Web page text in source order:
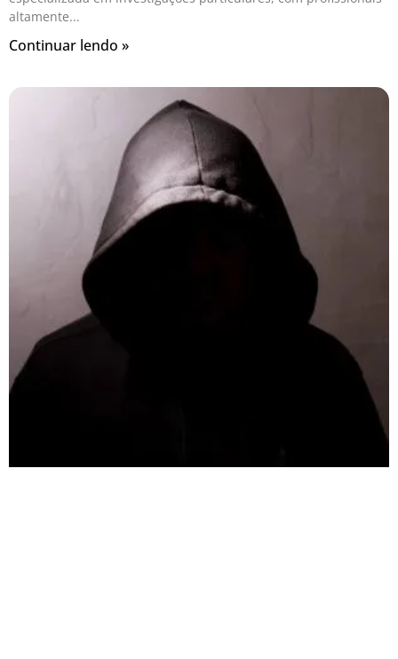
altamente
Continuar lendo »